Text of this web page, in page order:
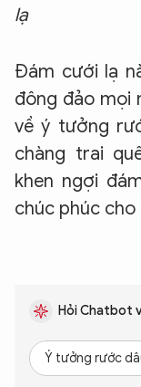
lạ
Đám cưới lạ
đông đảo mọi
về ý tưởng
chàng trai
khen ngợi
chúc phúc cho
Hỏi Chatbot
Ý tưởng rước